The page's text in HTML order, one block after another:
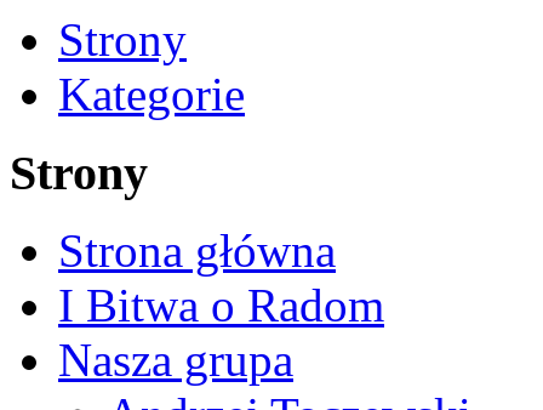
Strony
Kategorie
Strony
Strona główna
I Bitwa o Radom
Nasza grupa